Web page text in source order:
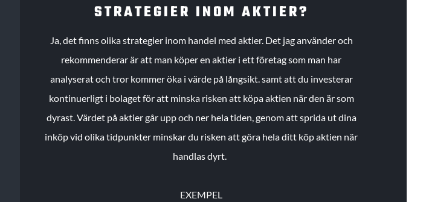
STRATEGIER INOM AKTIER?
Ja, det finns olika strategier inom handel med aktier. Det jag använder och
rekommenderar är att man köper en aktier i ett företag som man har
analyserat och tror kommer öka i värde på långsikt. samt att du investerar
kontinuerligt i bolaget för att minska risken att köpa aktien när den är som
dyrast. Värdet på aktier går upp och ner hela tiden, genom att sprida ut dina
inköp vid olika tidpunkter minskar du risken att göra hela ditt köp aktien när
handlas dyrt.
EXEMPEL